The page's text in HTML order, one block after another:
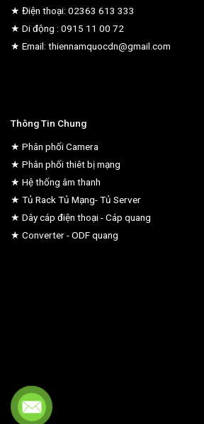
★ Điện thoại: 02363 613 333
★ Di động : 0915 11 00 72
★ Email: thiennamquocdn@gmail.com
Thông Tin Chung
★ Phân phối Camera
★ Phân phối thiêt bị mạng
★ Hệ thống âm thanh
★ Tủ Rack Tủ Mạng- Tủ Server
★ Dây cáp điện thoại - Cáp quang
★ Converter - ODF quang